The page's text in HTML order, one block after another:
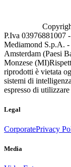
P.Iva 03976881007
Mediamond S.p.A.
Amsterdam (Paesi
Monzese (MI)
riprodotti è vietata
sistemi di
espresso di
Legal
CorporatePrivacy
Media